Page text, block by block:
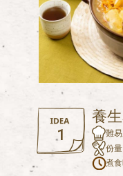
1
養
難
份量
煮